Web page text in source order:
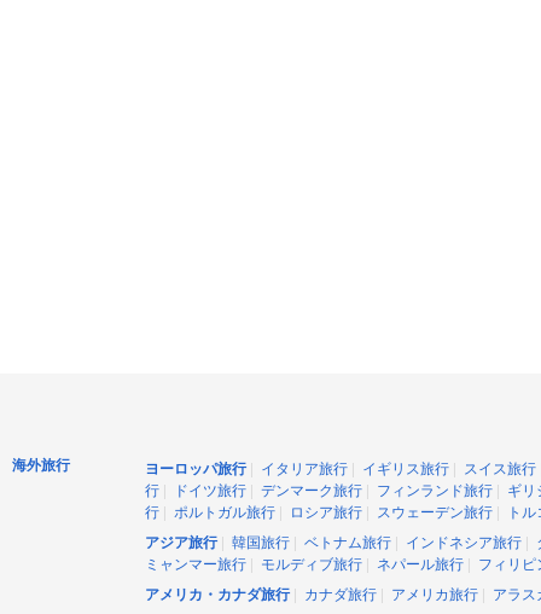
海外旅行 ヨーロッパ旅行| イタリア旅行 | イギリス旅行 | スイス旅行
行 | ドイツ旅行 | デンマーク旅行 | フィンランド旅行 |
ギリ
行 | ポルトガル旅行 | ロシア旅行 | スウェーデン旅行 |
ト
アジア旅行| 韓国旅行 | ベトナム旅行 | インドネシア旅行 |
ミャンマー旅行 | モルディブ旅行 | ネパール旅行 |
フィリピ
アメリカ・カナダ旅行| カナダ旅行 | アメリカ旅行 |
アラス